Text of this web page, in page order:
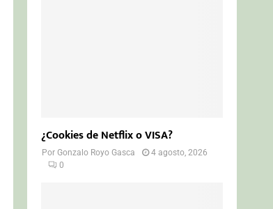
¿Cookies de Netflix o VISA?
PorGonzalo Royo Gasca
4 agosto, 2026
0